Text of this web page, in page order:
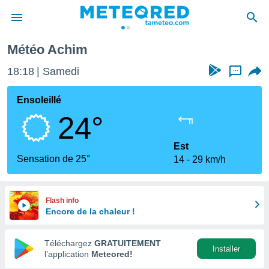
de
en
Météo Achim
18:18 Samedi ...
Ensoleillé
24°
Sensation de 25°
Est
14
29 km/h
Flash info
Encore de la chaleur !
Téléchargez GRATUITEMENT
l’application Meteored!
Installer